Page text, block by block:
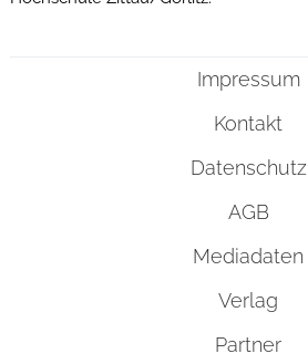
Impressum
Kontakt
Datenschutz
AGB
Mediadaten
Verlag
Partner